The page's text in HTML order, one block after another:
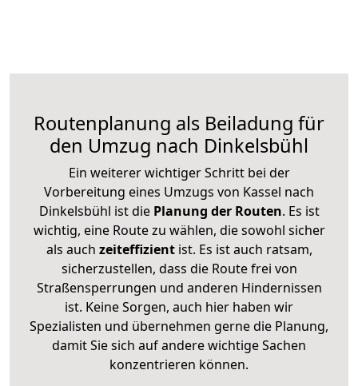
Routenplanung als Beiladung für
den Umzug nach Dinkelsbühl
Ein weiterer wichtiger Schritt bei der
Vorbereitung eines Umzugs von Kassel nach
Dinkelsbühl ist diePlanung der Routen. Es ist
wichtig, eine Route zu wählen, die sowohl sicher
als auch zeiteffizientist. Es ist auch ratsam,
sicherzustellen, dass die Route frei von
Straßensperrungen und anderen Hindernissen
ist. Keine Sorgen, auch hier haben wir
Spezialisten und übernehmen gerne die Planung,
damit Sie sich auf andere wichtige Sachen
konzentrieren können.